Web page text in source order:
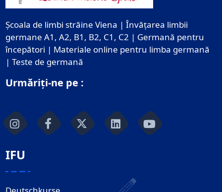
Școala de limbi străine Viena | Învățarea limbii
germane A1, A2, B1, B2, C1, C2 | Germană pentru
începători | Materiale online pentru limba germană
| Teste de germană
Urmăriți-ne pe :
IFU